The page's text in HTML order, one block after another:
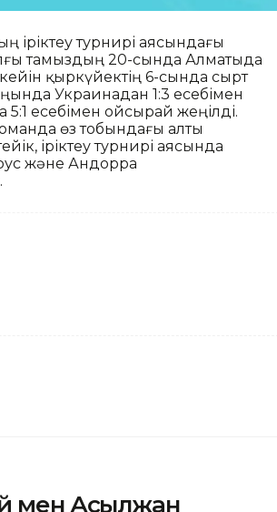
іріктеу турнирі аясындағы
тамыздың 20-сында Алматыда
қыркүйектің 6-сында сырт
Украинадан 1:3 есебімен
есебімен ойсырай жеңілді.
өз тобындағы алты
іріктеу турнирі аясында
және Андорра
мен Асылжан